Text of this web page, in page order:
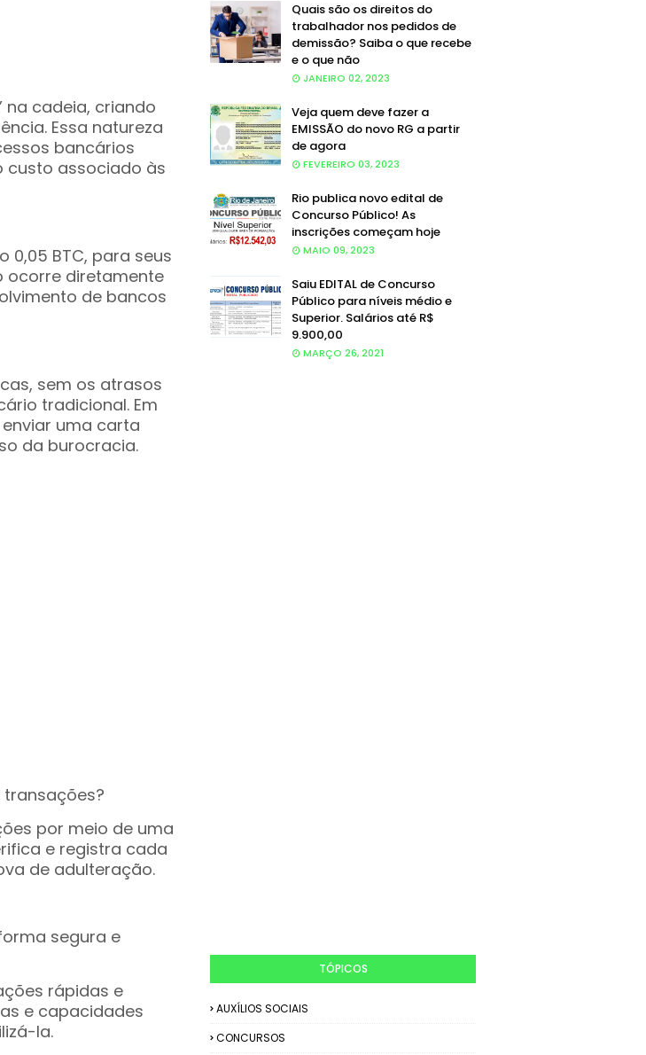
cadeia, criando
Essa natureza
bancários
custo associado às
BTC, para seus
ocorre diretamente
de bancos
sem os atrasos
tradicional. Em
uma carta
da burocracia.
por meio de uma
e registra cada
de adulteração.
segura e
rápidas e
e capacidades
la.
Quais são os direitos do
trabalhador nos pedidos de
demissão? Saiba o que recebe
e o que não
JANEIRO 02, 2023
Veja quem deve fazer a
EMISSÃO do novo RG a partir
de agora
FEVEREIRO 03, 2023
Rio publica novo edital de
Concurso Público! As
inscrições começam hoje
MAIO 09, 2023
Saiu EDITAL de Concurso
Público para níveis médio e
Superior. Salários até R$
9.900,00
MARÇO 26, 2021
TÓPICOS
AUXÍLIOS SOCIAIS
CONCURSOS